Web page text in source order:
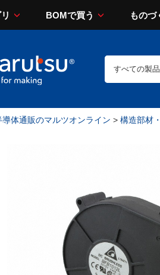
BOMで買う ものづ
導体通販のマルツオンライン > 構造部材